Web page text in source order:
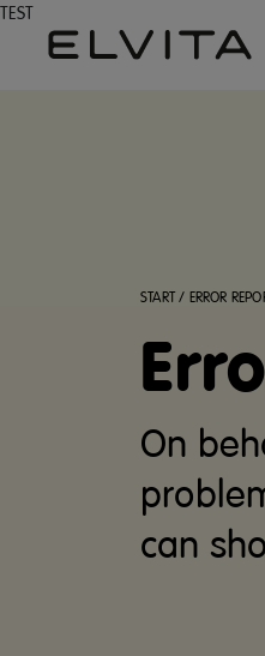
TEST
START / ERROR
On
can